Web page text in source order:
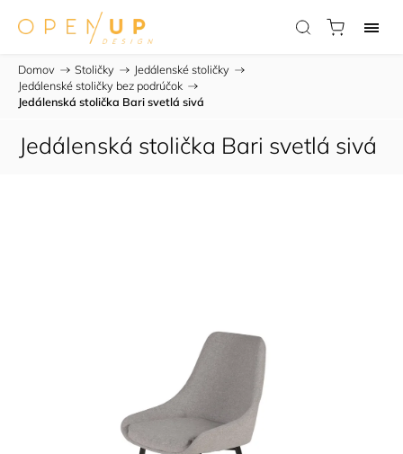
Domov / Stoličky / Jedálenské stoličky /
Jedálenské stoličky bez podrúčok /
Jedálenská stolička Bari svetlá sivá
Jedálenská stolička Bari svetlá sivá